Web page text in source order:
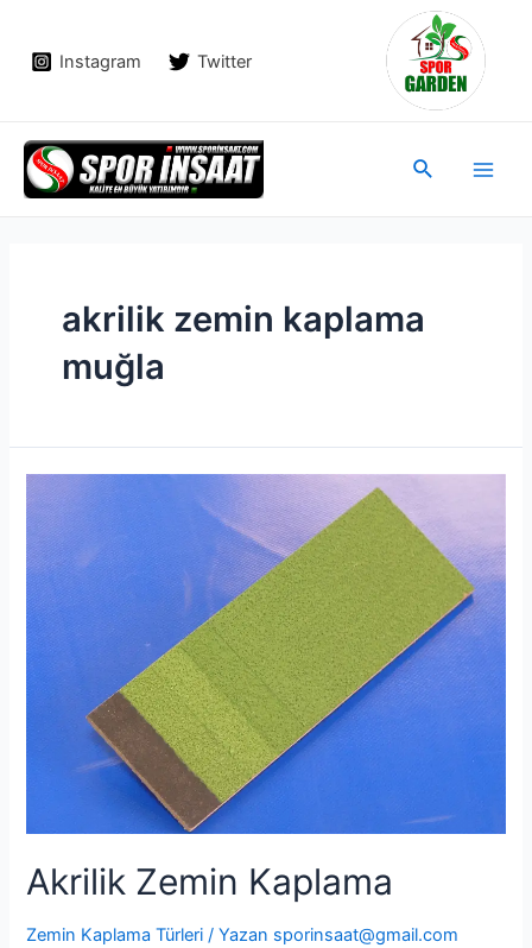
Instagram
Twitter
Arama
akrilik zemin kaplama
muğla
Akrilik Zemin Kaplama
Zemin Kaplama Türleri / Yazan sporinsaat@gmail.com
Zemin
Kaplama